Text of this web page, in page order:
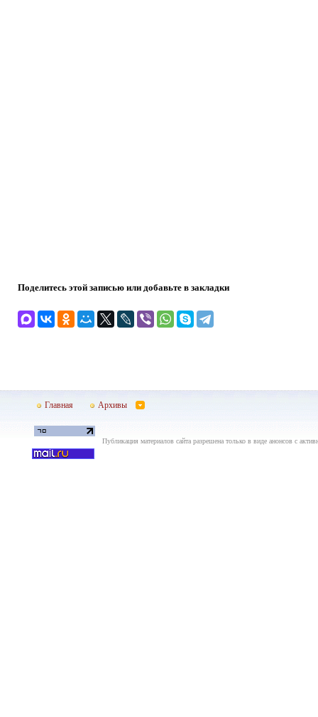
Поделитесь этой записью или добавьте в закладки
Главная Архивы
Публикация материалов сайта разрешена только в виде анонсов с